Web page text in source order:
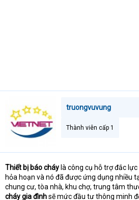
truongvuvung
Thành viên cấp 1
Thiết bị báo cháy là công cụ hỗ trợ đắc
hỏa hoạn và nó đã được ứng dụng nhiều
chung cư, tòa nhà, khu chợ, trung tâm
cháy gia đìnhsẽ mức đầu tư thông minh